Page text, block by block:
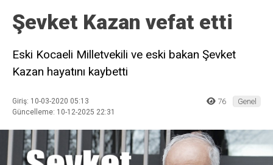
Şevket Kazan vefat etti
Eski Kocaeli Milletvekili ve eski bakan Şevket
Kazan hayatını kaybetti
Giriş: 10-03-2020 05:13
Güncelleme: 10-12-2025 22:31
76 Genel